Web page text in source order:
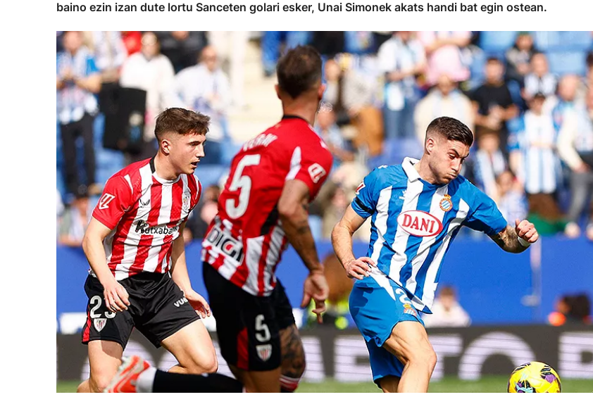
baino ezin izan dute lortu Sanceten golari esker, Unai Simonek akats handi bat egin ostean.